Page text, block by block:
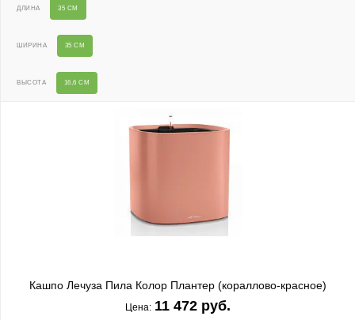
ДЛИНА 35 СМ
ШИРИНА 35 СМ
ВЫСОТА 16,6 СМ
Кашпо Лечуза Пила Колор Плантер (кораллово-красное)
Цена: 11 472 руб.